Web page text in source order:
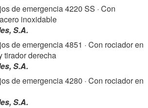
de emergencia 4220 SS · Con
inoxidable
S.A.
de emergencia 4851 · Con rociador en
tirador derecha
S.A.
de emergencia 4280 · Con rociador en
S.A.